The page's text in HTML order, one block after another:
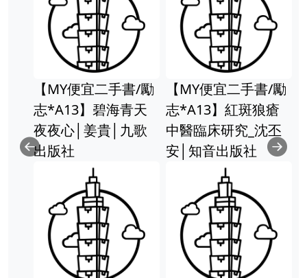
【MY便宜二手書/勵
志*A13】碧海青天
夜夜心│姜貴│九歌
出版社
【MY便宜二手書/勵
志*A13】紅斑狼瘡
中醫臨床研究_沈丕
安│知音出版社
Previous